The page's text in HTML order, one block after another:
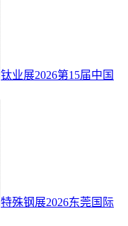
钛业展2026第15届中国
特殊钢展2026东莞国际